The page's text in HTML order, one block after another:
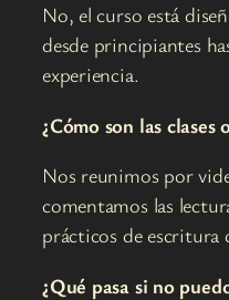
No, el curso está
desde principiantes
experiencia.
¿Cómo son las clases
Nos reunimos por
comentamos las
prácticos de escritura
¿Qué pasa si no